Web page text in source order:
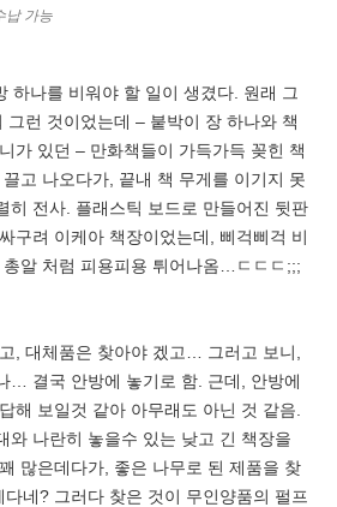
납 가능
하나를 비워야 할 일이 생겼다. 원래 그
그런 것이었는데 – 붙박이 장 하나와 책
가 있던 – 만화책들이 가득가득 꽂힌 책
고 나오다가, 끝내 책 무게를 이기지 못
히 전사. 플래스틱 보드로 만들어진 뒷판
구려 이케아 책장이었는데, 삐걱삐걱 비
알 처럼 피용피용 튀어나옴…ㄷㄷㄷ;;;
, 대체품은 찾아야 겠고… 그러고 보니,
… 결국 안방에 놓기로 함. 근데, 안방에
해 보일것 같아 아무래도 아닌 것 같음.
와 나란히 놓을수 있는 낮고 긴 책장을
많은데다가, 좋은 나무로 된 제품을 찾
네? 그러다 찾은 것이 무인양품의 펄프